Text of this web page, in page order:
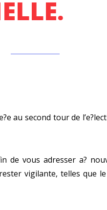
au second tour de
de vous adresser a?
vigilante, telles que